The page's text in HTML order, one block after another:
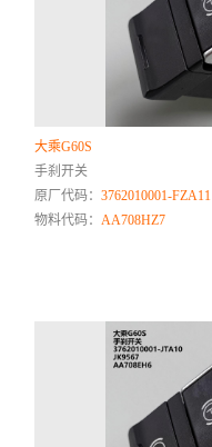
大乘G60S
手刹开关
原厂代码：3762010001-FZA11
物料代码：AA708HZ7